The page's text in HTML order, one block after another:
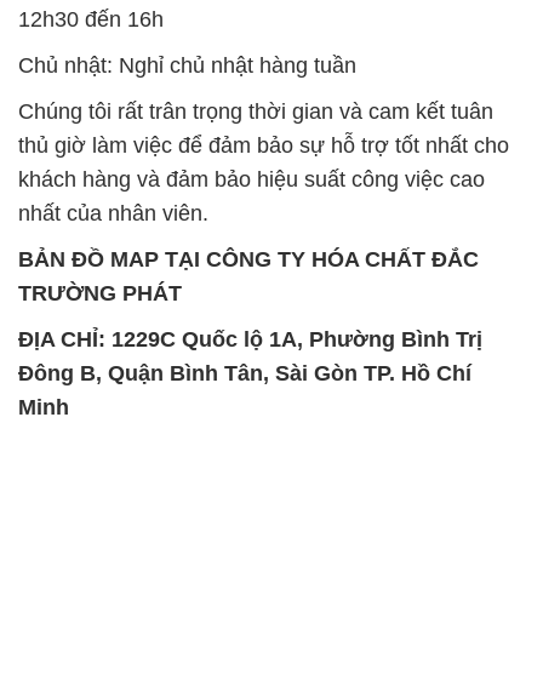
12h30 đến 16h
Chủ nhật: Nghỉ chủ nhật hàng tuần
Chúng tôi rất trân trọng thời gian và cam kết tuân
thủ giờ làm việc để đảm bảo sự hỗ trợ tốt nhất cho
khách hàng và đảm bảo hiệu suất công việc cao
nhất của nhân viên.
BẢN ĐỒ MAP TẠI CÔNG TY HÓA CHẤT ĐẮC
TRƯỜNG PHÁT
ĐỊA CHỈ: 1229C Quốc lộ 1A, Phường Bình Trị
Đông B, Quận Bình Tân, Sài Gòn TP. Hồ Chí
Minh